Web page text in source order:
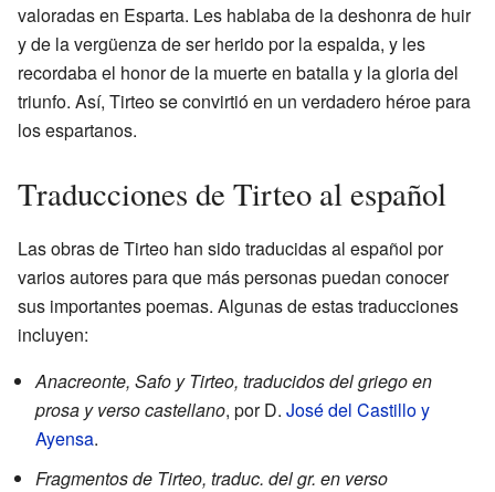
valoradas en Esparta. Les hablaba de la deshonra de huir
y de la vergüenza de ser herido por la espalda, y les
recordaba el honor de la muerte en batalla y la gloria del
triunfo. Así, Tirteo se convirtió en un verdadero héroe para
los espartanos.
Traducciones de Tirteo al español
Las obras de Tirteo han sido traducidas al español por
varios autores para que más personas puedan conocer
sus importantes poemas. Algunas de estas traducciones
incluyen:
Anacreonte, Safo y Tirteo, traducidos del griego en
prosa y verso castellano, por D. José del Castillo y
Ayensa.
Fragmentos de Tirteo, traduc. del gr. en verso